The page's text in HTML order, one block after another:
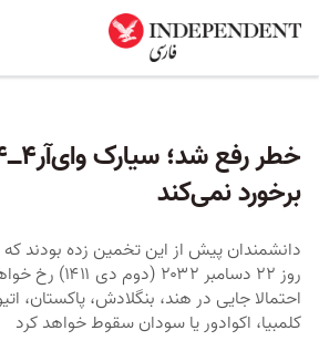
برخورد نمی‌کند
دانشمندان پیش از این تخمین زده بودند که
روز ۲۲ دسامبر
احتمالا جایی در هند، بنگلادش، پاکستان،
کلمبیا، اکوادور یا سودان سقوط خواهد کرد